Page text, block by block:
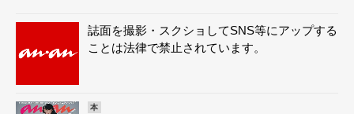
誌面を撮影・スクショしてSNS等にアップする
ことは法律で禁止されています。
本